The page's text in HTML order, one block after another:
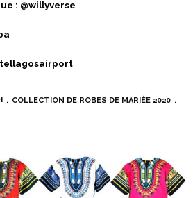
: @willyverse
COLLECTION DE ROBES DE MARIÉE 2020